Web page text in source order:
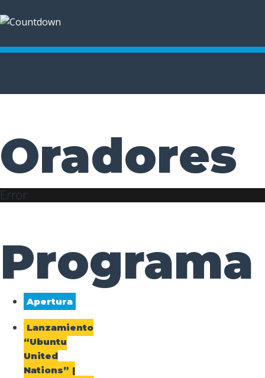
Oradores
Error
Programa
Apertura
Lanzamiento
“Ubuntu
United
Nations” |